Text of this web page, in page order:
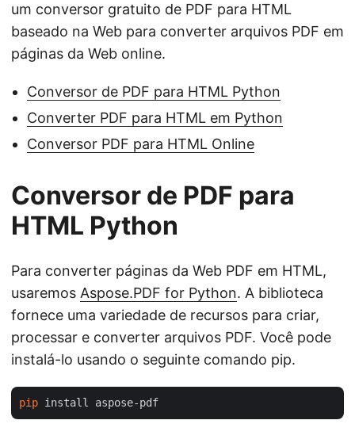
um conversor gratuito de PDF para HTML
baseado na Web para converter arquivos PDF em
páginas da Web online.
Conversor de PDF para HTML Python
Converter PDF para HTML em Python
Conversor PDF para HTML Online
Conversor de PDF para
HTML Python
Para converter páginas da Web PDF em HTML,
usaremos Aspose.PDF for Python. A biblioteca
fornece uma variedade de recursos para criar,
processar e converter arquivos PDF. Você pode
instalá-lo usando o seguinte comando pip.
pip